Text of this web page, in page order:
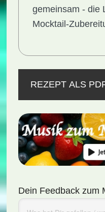
gemeinsam - die
Mocktail-
REZEPT ALS
Dein Feedback zum